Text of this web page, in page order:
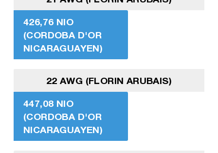
426,76 NIO
(CORDOBA D'OR
NICARAGUAYEN)
22 AWG (FLORIN ARUBAIS)
447,08 NIO
(CORDOBA D'OR
NICARAGUAYEN)